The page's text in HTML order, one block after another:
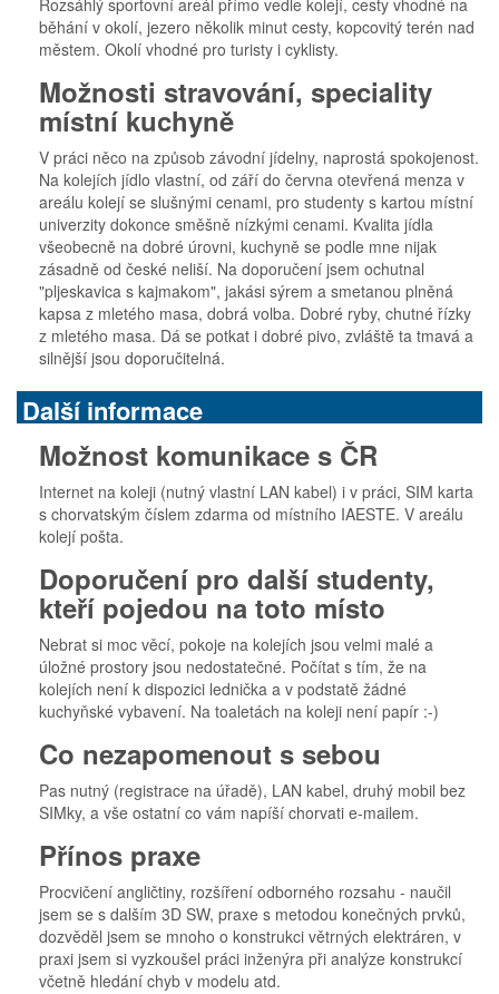
Rozsáhlý sportovní areál přímo vedle kolejí, cesty vhodné na
běhání v okolí, jezero několik minut cesty, kopcovitý terén nad
městem. Okolí vhodné pro turisty i cyklisty.
Možnosti stravování, speciality
místní kuchyně
V práci něco na způsob závodní jídelny, naprostá spokojenost.
Na kolejích jídlo vlastní, od září do června otevřená menza v
areálu kolejí se slušnými cenami, pro studenty s kartou místní
univerzity dokonce směšně nízkými cenami. Kvalita jídla
všeobecně na dobré úrovni, kuchyně se podle mne nijak
zásadně od české neliší. Na doporučení jsem ochutnal
"pljeskavica s kajmakom", jakási sýrem a smetanou plněná
kapsa z mletého masa, dobrá volba. Dobré ryby, chutné řízky
z mletého masa. Dá se potkat i dobré pivo, zvláště ta tmavá a
silnější jsou doporučitelná.
Další informace
Možnost komunikace s ČR
Internet na koleji (nutný vlastní LAN kabel) i v práci, SIM karta
s chorvatským číslem zdarma od místního IAESTE. V areálu
kolejí pošta.
Doporučení pro další studenty,
kteří pojedou na toto místo
Nebrat si moc věcí, pokoje na kolejích jsou velmi malé a
úložné prostory jsou nedostatečné. Počítat s tím, že na
kolejích není k dispozici lednička a v podstatě žádné
kuchyňské vybavení. Na toaletách na koleji není papír :-)
Co nezapomenout s sebou
Pas nutný (registrace na úřadě), LAN kabel, druhý mobil bez
SIMky, a vše ostatní co vám napíší chorvati e-mailem.
Přínos praxe
Procvičení angličtiny, rozšíření odborného rozsahu - naučil
jsem se s dalším 3D SW, praxe s metodou konečných prvků,
dozvěděl jsem se mnoho o konstrukci větrných elektráren, v
praxi jsem si vyzkoušel práci inženýra při analýze konstrukcí
včetně hledání chyb v modelu atd.